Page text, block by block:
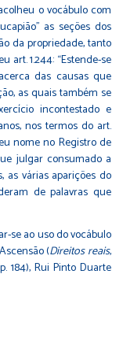
o vocábulo com
as seções dos
da propriedade, tanto
art. 1.244: “Estende-se
das causas que
as quais também se
incontestado e
nos termos do art.
nome no Registro de
julgar consumado a
as várias aparições do
de palavras que
ao uso do vocábulo
(Direitos reais,
184), Rui Pinto Duarte